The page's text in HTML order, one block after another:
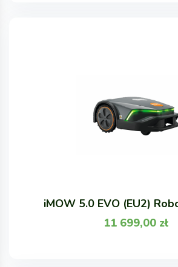
iMOW 5.0 EVO (EU2)
11 699,00 zł